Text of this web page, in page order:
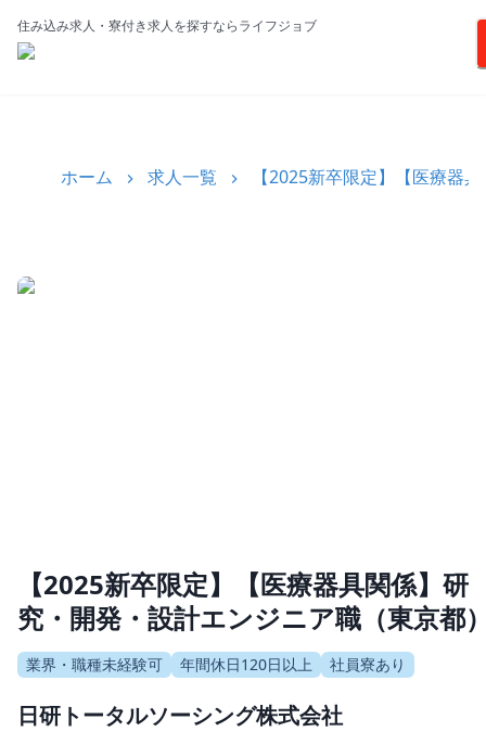
住み込み求人・寮付き求人を探すならライフジョブ
ホーム 求人一覧 【2025新卒限定】【医療器
【2025新卒限定】【医療器具関係】研
究・開発・設計エンジニア職（東京都
業界・職種未経験可 年間休日120日以上 社員寮あり
日研トータルソーシング株式会社